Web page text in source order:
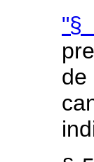
"§
de